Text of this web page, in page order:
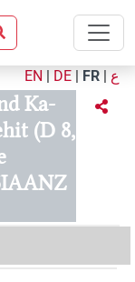
EN | DE | FR | ع
Ka-
(D 8,